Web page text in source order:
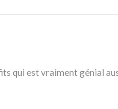
qui est vraiment génial